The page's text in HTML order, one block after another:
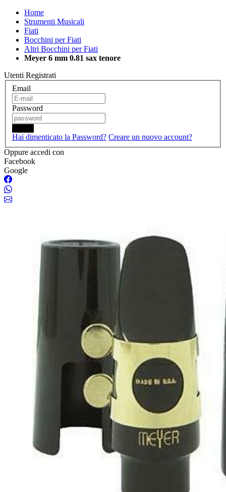
Home
Strumenti Musicali
Fiati
Bocchini per Fiati
Altri Bocchini per Fiati
Meyer 6 mm 0.81 sax tenore
Utenti Registrati
Email
Password
Hai dimenticato la Password? Creare un nuovo account?
Oppure accedi con
Facebook
Google